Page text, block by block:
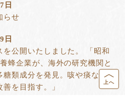
日
らせ
日
を公開いたしました。 「昭和
蜂企業が、海外の研究機関と
糖類成分を発見。咳や痰など
を目指す。」
上へ